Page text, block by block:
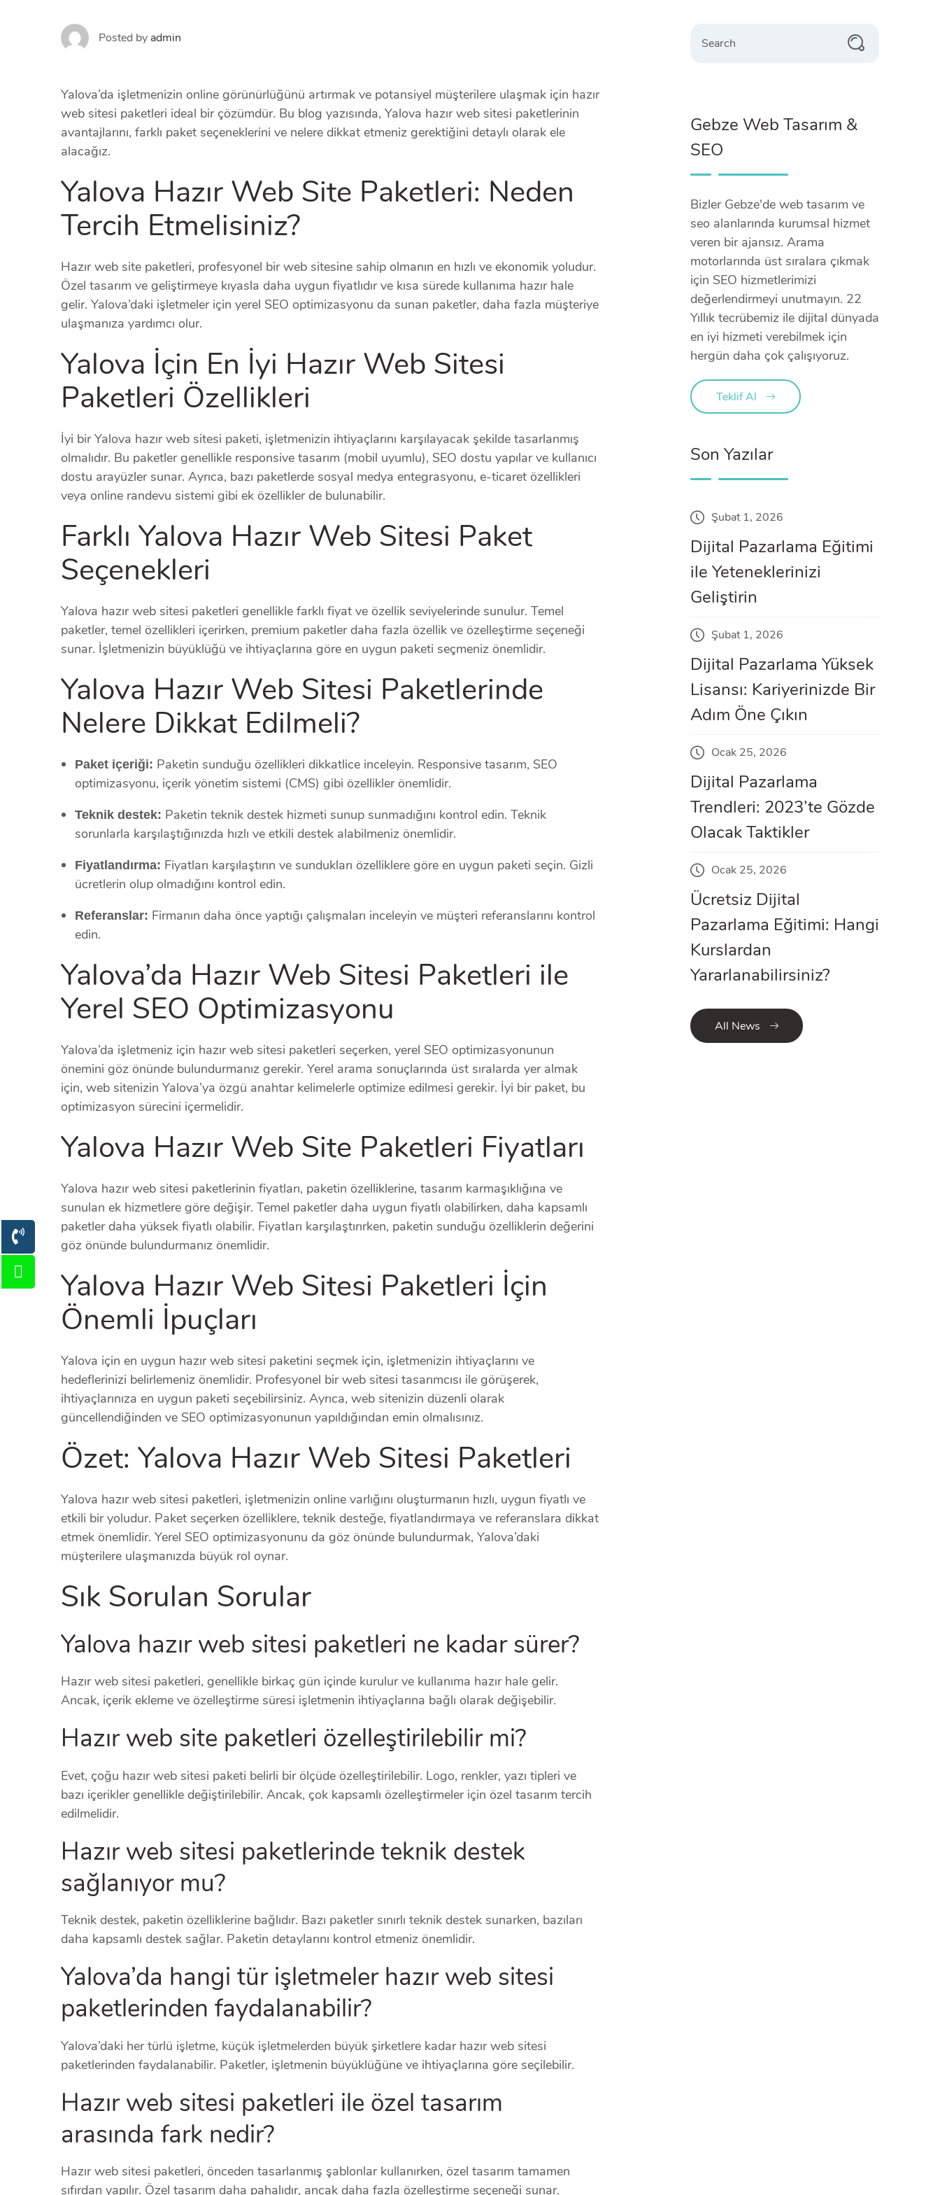
Posted by admin
Yalova’da işletmenizin online görünürlüğünü artırmak ve potansiyel müşterilere ulaşmak için hazır
web sitesi paketleri ideal bir çözümdür. Bu blog yazısında, Yalova hazır web sitesi paketlerinin
avantajlarını, farklı paket seçeneklerini ve nelere dikkat etmeniz gerektiğini detaylı olarak ele
alacağız.
Yalova Hazır Web Site Paketleri: Neden
Tercih Etmelisiniz?
Hazır web site paketleri, profesyonel bir web sitesine sahip olmanın en hızlı ve ekonomik yoludur.
Özel tasarım ve geliştirmeye kıyasla daha uygun fiyatlıdır ve kısa sürede kullanıma hazır hale
gelir. Yalova’daki işletmeler için yerel SEO optimizasyonu da sunan paketler, daha fazla müşteriye
ulaşmanıza yardımcı olur.
Yalova İçin En İyi Hazır Web Sitesi
Paketleri Özellikleri
İyi bir Yalova hazır web sitesi paketi, işletmenizin ihtiyaçlarını karşılayacak şekilde tasarlanmış
olmalıdır. Bu paketler genellikle responsive tasarım (mobil uyumlu), SEO dostu yapılar ve kullanıcı
dostu arayüzler sunar. Ayrıca, bazı paketlerde sosyal medya entegrasyonu, e-ticaret özellikleri
veya online randevu sistemi gibi ek özellikler de bulunabilir.
Farklı Yalova Hazır Web Sitesi Paket
Seçenekleri
Yalova hazır web sitesi paketleri genellikle farklı fiyat ve özellik seviyelerinde sunulur. Temel
paketler, temel özellikleri içerirken, premium paketler daha fazla özellik ve özelleştirme seçeneği
sunar. İşletmenizin büyüklüğü ve ihtiyaçlarına göre en uygun paketi seçmeniz önemlidir.
Yalova Hazır Web Sitesi Paketlerinde
Nelere Dikkat Edilmeli?
Paket içeriği: Paketin sunduğu özellikleri dikkatlice inceleyin. Responsive tasarım, SEO
optimizasyonu, içerik yönetim sistemi (CMS) gibi özellikler önemlidir.
Teknik destek: Paketin teknik destek hizmeti sunup sunmadığını kontrol edin. Teknik
sorunlarla karşılaştığınızda hızlı ve etkili destek alabilmeniz önemlidir.
Fiyatlandırma: Fiyatları karşılaştırın ve sundukları özelliklere göre en uygun paketi seçin. Gizli
ücretlerin olup olmadığını kontrol edin.
Referanslar: Firmanın daha önce yaptığı çalışmaları inceleyin ve müşteri referanslarını kontrol
edin.
Yalova’da Hazır Web Sitesi Paketleri ile
Yerel SEO Optimizasyonu
Yalova’da işletmeniz için hazır web sitesi paketleri seçerken, yerel SEO optimizasyonunun
önemini göz önünde bulundurmanız gerekir. Yerel arama sonuçlarında üst sıralarda yer almak
için, web sitenizin Yalova’ya özgü anahtar kelimelerle optimize edilmesi gerekir. İyi bir paket, bu
optimizasyon sürecini içermelidir.
Yalova Hazır Web Site Paketleri Fiyatları
Yalova hazır web sitesi paketlerinin fiyatları, paketin özelliklerine, tasarım karmaşıklığına ve
sunulan ek hizmetlere göre değişir. Temel paketler daha uygun fiyatlı olabilirken, daha kapsamlı
paketler daha yüksek fiyatlı olabilir. Fiyatları karşılaştırırken, paketin sunduğu özelliklerin değerini
göz önünde bulundurmanız önemlidir.
Yalova Hazır Web Sitesi Paketleri İçin
Önemli İpuçları
Yalova için en uygun hazır web sitesi paketini seçmek için, işletmenizin ihtiyaçlarını ve
hedeflerinizi belirlemeniz önemlidir. Profesyonel bir web sitesi tasarımcısı ile görüşerek,
ihtiyaçlarınıza en uygun paketi seçebilirsiniz. Ayrıca, web sitenizin düzenli olarak
güncellendiğinden ve SEO optimizasyonunun yapıldığından emin olmalısınız.
Özet: Yalova Hazır Web Sitesi Paketleri
Yalova hazır web sitesi paketleri, işletmenizin online varlığını oluşturmanın hızlı, uygun fiyatlı ve
etkili bir yoludur. Paket seçerken özelliklere, teknik desteğe, fiyatlandırmaya ve referanslara dikkat
etmek önemlidir. Yerel SEO optimizasyonunu da göz önünde bulundurmak, Yalova’daki
müşterilere ulaşmanızda büyük rol oynar.
Sık Sorulan Sorular
Yalova hazır web sitesi paketleri ne kadar sürer?
Hazır web sitesi paketleri, genellikle birkaç gün içinde kurulur ve kullanıma hazır hale gelir.
Ancak, içerik ekleme ve özelleştirme süresi işletmenin ihtiyaçlarına bağlı olarak değişebilir.
Hazır web site paketleri özelleştirilebilir mi?
Evet, çoğu hazır web sitesi paketi belirli bir ölçüde özelleştirilebilir. Logo, renkler, yazı tipleri ve
bazı içerikler genellikle değiştirilebilir. Ancak, çok kapsamlı özelleştirmeler için özel tasarım tercih
edilmelidir.
Hazır web sitesi paketlerinde teknik destek
sağlanıyor mu?
Teknik destek, paketin özelliklerine bağlıdır. Bazı paketler sınırlı teknik destek sunarken, bazıları
daha kapsamlı destek sağlar. Paketin detaylarını kontrol etmeniz önemlidir.
Yalova’da hangi tür işletmeler hazır web sitesi
paketlerinden faydalanabilir?
Yalova’daki her türlü işletme, küçük işletmelerden büyük şirketlere kadar hazır web sitesi
paketlerinden faydalanabilir. Paketler, işletmenin büyüklüğüne ve ihtiyaçlarına göre seçilebilir.
Hazır web sitesi paketleri ile özel tasarım
arasında fark nedir?
Hazır web sitesi paketleri, önceden tasarlanmış şablonlar kullanırken, özel tasarım tamamen
sıfırdan yapılır. Özel tasarım daha pahalıdır, ancak daha fazla özelleştirme seçeneği sunar.
Gebze Web Tasarım &
SEO
Bizler Gebze'de web tasarım ve
seo alanlarında kurumsal hizmet
veren bir ajansız. Arama
motorlarında üst sıralara çıkmak
için SEO hizmetlerimizi
değerlendirmeyi unutmayın. 22
Yıllık tecrübemiz ile dijital dünyada
en iyi hizmeti verebilmek için
hergün daha çok çalışıyoruz.
Teklif Al
Son Yazılar
Şubat 1, 2026
Dijital Pazarlama Eğitimi
ile Yeteneklerinizi
Geliştirin
Şubat 1, 2026
Dijital Pazarlama Yüksek
Lisansı: Kariyerinizde Bir
Adım Öne Çıkın
Ocak 25, 2026
Dijital Pazarlama
Trendleri: 2023’te Gözde
Olacak Taktikler
Ocak 25, 2026
Ücretsiz Dijital
Pazarlama Eğitimi: Hangi
Kurslardan
Yararlanabilirsiniz?
All News